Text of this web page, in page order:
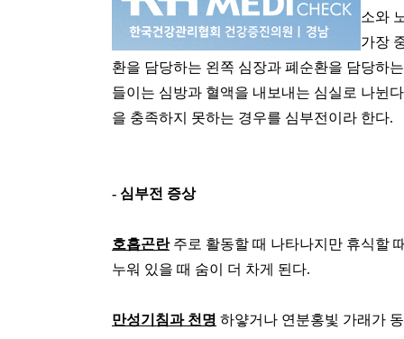
소와
가장
환을 담당하는 왼쪽 심장과 폐순환을 담당하
들이는 심방과 혈액을 내보내는 심실로 나뉜다
을 충족하지 못하는 경우를 심부전이라 한다.
- 심부전 증상
호흡곤란 주로 활동할 때 나타나지만 휴식할
누워 있을 때 숨이 더 차게 된다.
만성기침과 천명 하얗거나 연분홍빛 가래가